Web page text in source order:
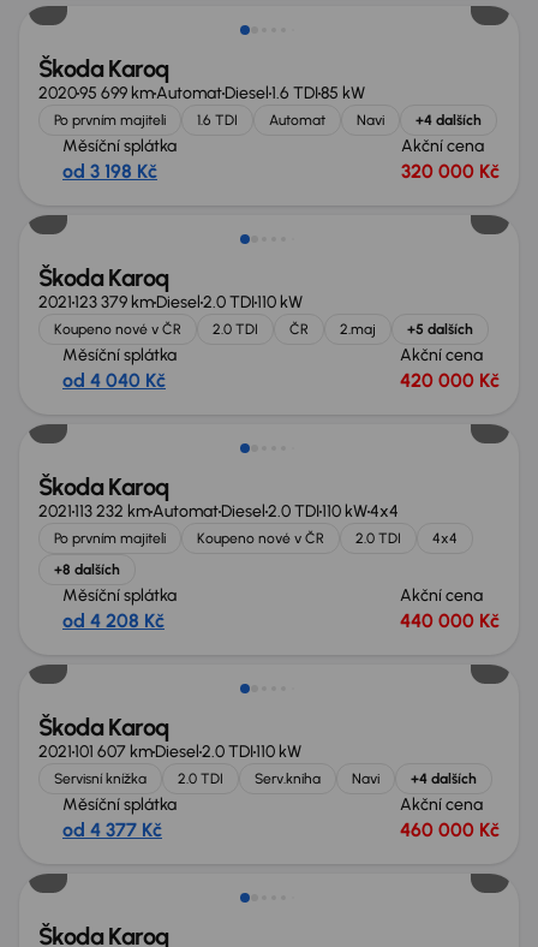
Škoda Karoq
202095 699 kmAutomatDiesel1.6 TDI85 kW
Po prvním majiteli 1.6 TDI Automat Navi +4 dalších
Měsíční splátka
od 3 198 Kč
Akční cena
320 000 Kč
Zlevněno o 20 000 Kč
Škoda Karoq
2021123 379 kmDiesel2.0 TDI110 kW
Koupeno nové v ČR 2.0 TDI ČR 2.maj +5 dalších
Měsíční splátka
od 4 040 Kč
Akční cena
420 000 Kč
Zlevněno o 30 000 Kč
Škoda Karoq
2021113 232 kmAutomatDiesel2.0 TDI110 kW4x4
Po prvním majiteli Koupeno nové v ČR 2.0 TDI
4x4
+8 dalších
Měsíční splátka
od 4 208 Kč
Akční cena
440 000 Kč
Zlevněno o 20 000 Kč
Škoda Karoq
2021101 607 kmDiesel2.0 TDI110 kW
Servisní knížka 2.0 TDI Serv.kniha Navi +4 dalších
Měsíční splátka
od 4 377 Kč
Akční cena
460 000 Kč
Škoda Karoq